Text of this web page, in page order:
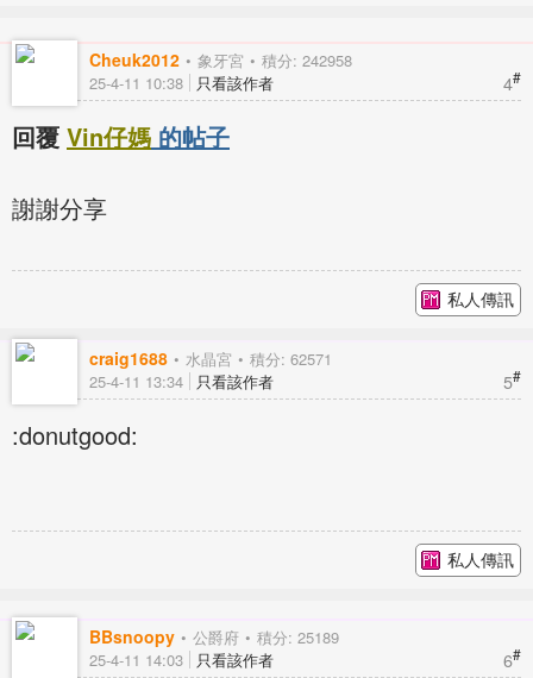
Cheuk2012 象牙宮 積分: 242958
4#
25-4-11 10:38 只看該作者
回覆 Vin仔媽 的帖子
謝謝分享
私人傳訊
craig1688 水晶宮 積分: 62571
5#
25-4-11 13:34 只看該作者
:donutgood:
私人傳訊
BBsnoopy 公爵府 積分: 25189
6#
25-4-11 14:03 只看該作者